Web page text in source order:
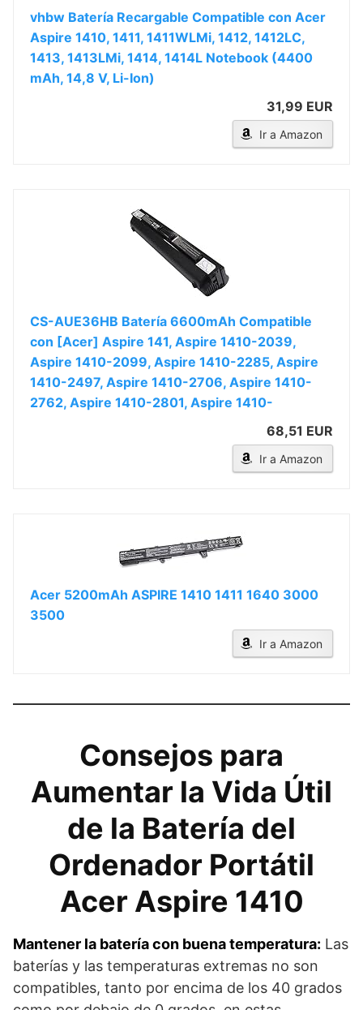
vhbw Batería Recargable Compatible con Acer
Aspire 1410, 1411, 1411WLMi, 1412, 1412LC,
1413, 1413LMi, 1414, 1414L Notebook (4400
mAh, 14,8 V, Li-Ion)
31,99 EUR
Ir a Amazon
CS-AUE36HB Batería 6600mAh Compatible
con [Acer] Aspire 141, Aspire 1410-2039,
Aspire 1410-2099, Aspire 1410-2285, Aspire
1410-2497, Aspire 1410-2706, Aspire 1410-
2762, Aspire 1410-2801, Aspire 1410-
68,51 EUR
Ir a Amazon
Acer 5200mAh ASPIRE 1410 1411 1640 3000
3500
Ir a Amazon
Consejos para
Aumentar la Vida Útil
de la Batería del
Ordenador Portátil
Acer Aspire 1410
Mantener la batería con buena temperatura: Las
baterías y las temperaturas extremas no son
compatibles, tanto por encima de los 40 grados